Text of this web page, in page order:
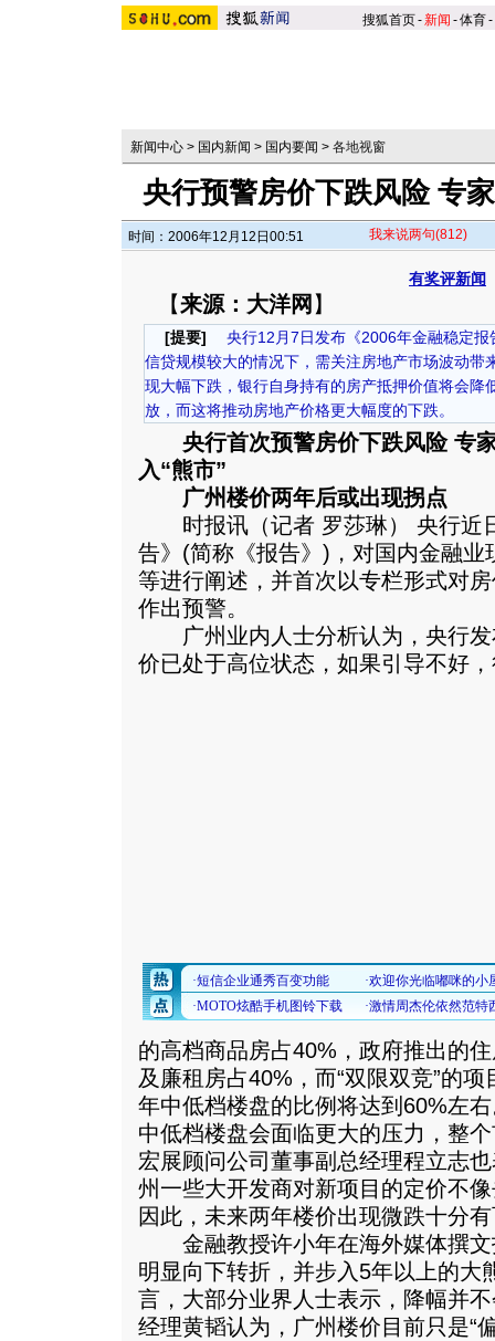
搜狐首页-新闻 -体育-
新闻中心 > 国内新闻 > 国内要闻 > 各地视窗
央行预警房价下跌风险 专
时间：2006年12月12日00:51 我来说两句(812)
有奖评新闻
【来源：大洋网 】
[提要] 央行12月7日发布《2006年金融稳定报
信贷规模较大的情况下，需关注房地产市场波动带
现大幅下跌，银行自身持有的房产抵押价值将会降
放，而这将推动房地产价格更大幅度的下跌。
央行首次预警房价下跌风险 专
入“熊市”
广州楼价两年后或出现拐点
时报讯（记者 罗莎琳） 央行近
告》(简称《报告》)，对国内金融
等进行阐述，并首次以专栏形式对
作出预警。
广州业内人士分析认为，央行发
价已处于高位状态，如果引导不好
的高档商品房占40%，政府推出的
及廉租房占40%，而“双限双竞”的
年中低档楼盘的比例将达到60%左
中低档楼盘会面临更大的压力，整
宏展顾问公司董事副总经理程立志
州一些大开发商对新项目的定价不
因此，未来两年楼价出现微跌十分
金融教授许小年在海外媒体撰文
明显向下转折，并步入5年以上的大
言，大部分业界人士表示，降幅并
经理黄韬认为，广州楼价目前只是“